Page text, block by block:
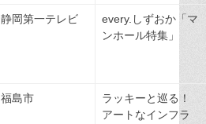
静岡第一テレビ
every.しずおか「マ
ンホール特集」
福島市
ラッキーと巡る！
アートなインフラ